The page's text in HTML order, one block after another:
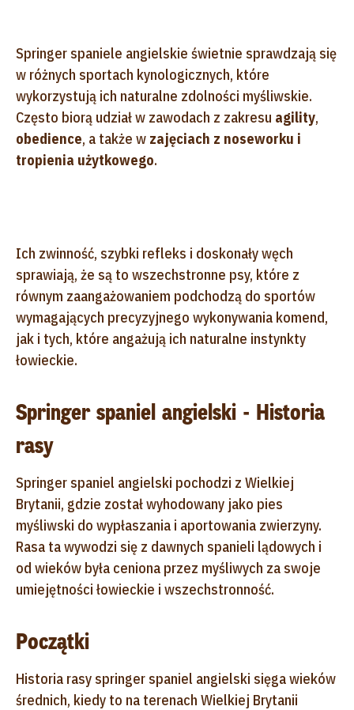
Springer spaniele angielskie świetnie sprawdzają się
w różnych sportach kynologicznych, które
wykorzystują ich naturalne zdolności myśliwskie.
Często biorą udział w zawodach z zakresu agility,
obedience, a także w zajęciach z noseworku i
tropienia użytkowego.
Ich zwinność, szybki refleks i doskonały węch
sprawiają, że są to wszechstronne psy, które z
równym zaangażowaniem podchodzą do sportów
wymagających precyzyjnego wykonywania komend,
jak i tych, które angażują ich naturalne instynkty
łowieckie.
Springer spaniel angielski - Historia
rasy
Springer spaniel angielski pochodzi z Wielkiej
Brytanii, gdzie został wyhodowany jako pies
myśliwski do wypłaszania i aportowania zwierzyny.
Rasa ta wywodzi się z dawnych spanieli lądowych i
od wieków była ceniona przez myśliwych za swoje
umiejętności łowieckie i wszechstronność.
Początki
Historia rasy springer spaniel angielski sięga wieków
średnich, kiedy to na terenach Wielkiej Brytanii